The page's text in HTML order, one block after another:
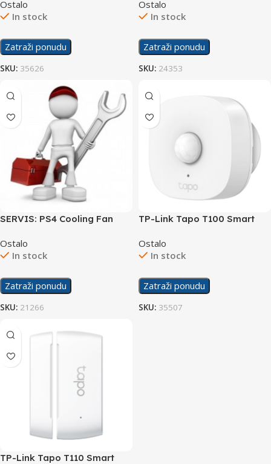
Ostalo
In stock
Zatraži ponudu
SKU: 35626
Ostalo
In stock
Zatraži ponudu
SKU: 24353
SERVIS: PS4 Cooling Fan
Ostalo
In stock
Zatraži ponudu
SKU: 21266
TP-Link Tapo T100 Smart
Ostalo
In stock
Zatraži ponudu
SKU: 35507
TP-Link Tapo T110 Smart